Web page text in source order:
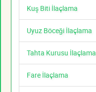
Kuş Biti İlaçlama
Uyuz Böceği İlaçlama
Tahta Kurusu İlaçlama
Fare İlaçlama